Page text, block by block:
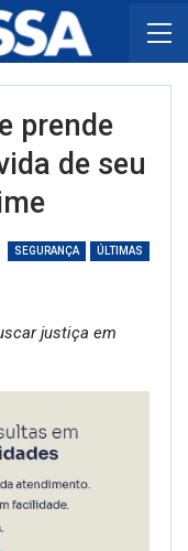
prende
de seu
SEGURANÇA ÚLTIMAS
justiça em